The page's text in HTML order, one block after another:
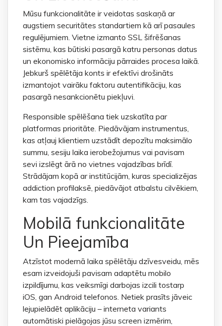
Mūsu funkcionalitāte ir veidotas saskaņā ar
augstiem securitātes standartiem kā arī pasaules
regulējumiem. Vietne izmanto SSL šifrēšanas
sistēmu, kas būtiski pasargā katru personas datus
un ekonomisko informāciju pārraides procesa laikā.
Jebkurš spēlētāja konts ir efektīvi drošināts
izmantojot vairāku faktoru autentifikāciju, kas
pasargā nesankcionētu piekļuvi.
Responsible spēlēšana tiek uzskatīta par
platformas prioritāte. Piedāvājam instrumentus,
kas atļauj klientiem uzstādīt depozītu maksimālo
summu, sesiju laika ierobežojumus vai pavisam
sevi izslēgt ārā no vietnes vajadzības brīdī.
Strādājam kopā ar institūcijām, kuras specializējas
addiction profilaksē, piedāvājot atbalstu cilvēkiem,
kam tas vajadzīgs.
Mobilā funkcionalitāte
Un Pieejamība
Atzīstot modernā laika spēlētāju dzīvesveidu, mēs
esam izveidojuši pavisam adaptētu mobilo
izpildījumu, kas veiksmīgi darbojas izcili tostarp
iOS, gan Android telefonos. Netiek prasīts jāveic
lejupielādēt aplikāciju – interneta variants
automātiski pielāgojas jūsu screen izmērim,